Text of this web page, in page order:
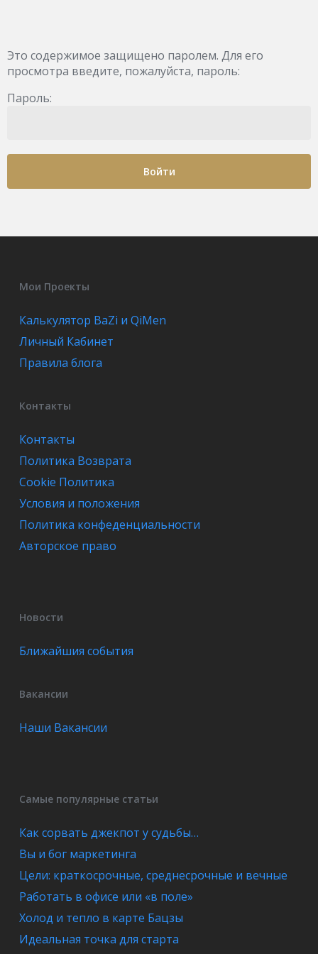
Это содержимое защищено паролем. Для его
просмотра введите, пожалуйста, пароль:
Пароль:
Мои Проекты
Калькулятор BaZi и QiMen
Личный Кабинет
Правила блога
Контакты
Контакты
Политика Возврата
Cookie Политика
Условия и положения
Политика конфеденциальности
Авторское право
Новости
Ближайшия события
Вакансии
Наши Вакансии
Самые популярные статьи
Как сорвать джекпот у судьбы…
Вы и бог маркетинга
Цели: краткосрочные, среднесрочные и вечные
Работать в офисе или «в поле»
Холод и тепло в карте Бацзы
Идеальная точка для старта